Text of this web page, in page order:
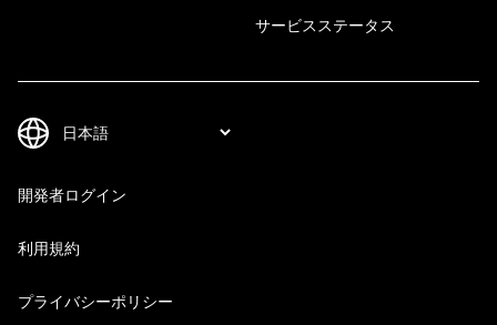
サービスステータス
開発者ログイン
利用規約
プライバシーポリシー